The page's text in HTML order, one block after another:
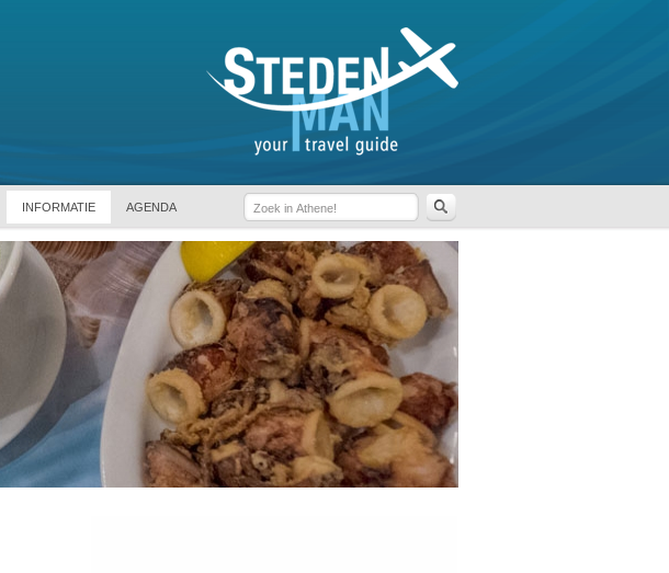
INFORMATIE AGENDA